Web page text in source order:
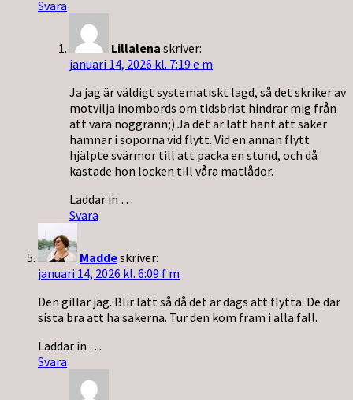
Svara
Lillalena skriver:
januari 14, 2026 kl. 7:19 e m
Ja jag är väldigt systematiskt lagd, så det skriker av
motvilja inombords om tidsbrist hindrar mig från
att vara noggrann;) Ja det är lätt hänt att saker
hamnar i soporna vid flytt. Vid en annan flytt
hjälpte svärmor till att packa en stund, och då
kastade hon locken till våra matlådor.
Laddar in …
Svara
Maddeskriver:
januari 14, 2026 kl. 6:09 f m
Den gillar jag. Blir lätt så då det är dags att flytta. De där
sista bra att ha sakerna. Tur den kom fram i alla fall.
Laddar in …
Svara